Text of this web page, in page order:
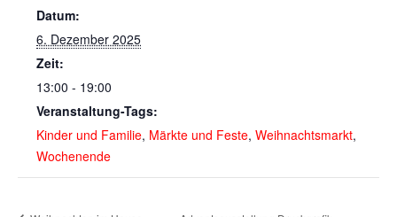
Datum:
6. Dezember 2025
Zeit:
13:00 - 19:00
Veranstaltung-Tags:
Kinder und Familie, Märkte und Feste, Weihnachtsmarkt,
Wochenende